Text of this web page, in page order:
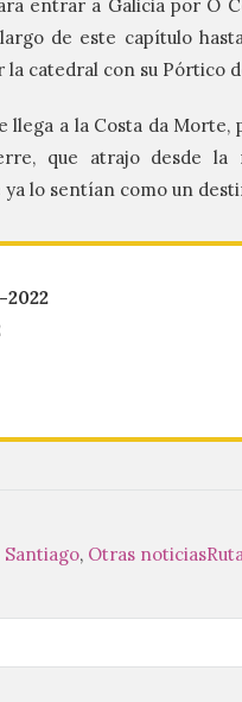
entrar a Galicia por O
de este capítulo
la catedral con su Pórtico
llega a la Costa da Morte,
que atrajo desde la
ya lo sentían como un
2022
, Otras noticias